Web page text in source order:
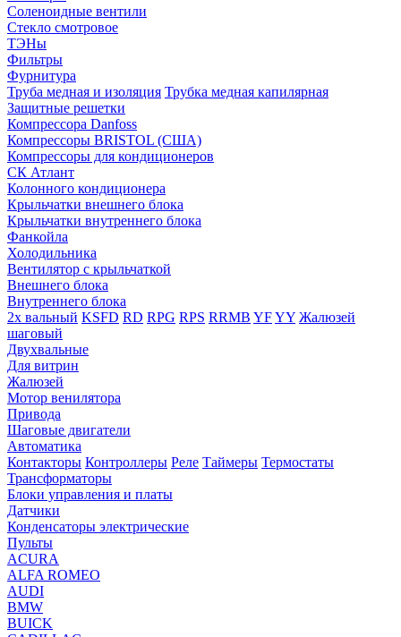
Соленоидные вентили
Стекло смотровое
ТЭНы
Фильтры
Фурнитура
Труба медная и изоляция Трубка медная капилярная
Защитные решетки
Компрессора Danfoss
Компрессоры BRISTOL (США)
Компрессоры для кондиционеров
СК Атлант
Колонного кондиционера
Крыльчатки внешнего блока
Крыльчатки внутреннего блока
Фанкойла
Холодильника
Вентилятор с крыльчаткой
Внешнего блока
Внутреннего блока
2х вальный KSFD RD RPG RPS RRMB YFYY Жалюзей
шаговый
Двухвальные
Для витрин
Жалюзей
Мотор венилятора
Привода
Шаговые двигатели
Автоматика
Контакторы Контроллеры Реле Таймеры Термостаты
Трансформаторы
Блоки управления и платы
Датчики
Конденсаторы электрические
Пульты
ACURA
ALFA ROMEO
AUDI
BMW
BUICK